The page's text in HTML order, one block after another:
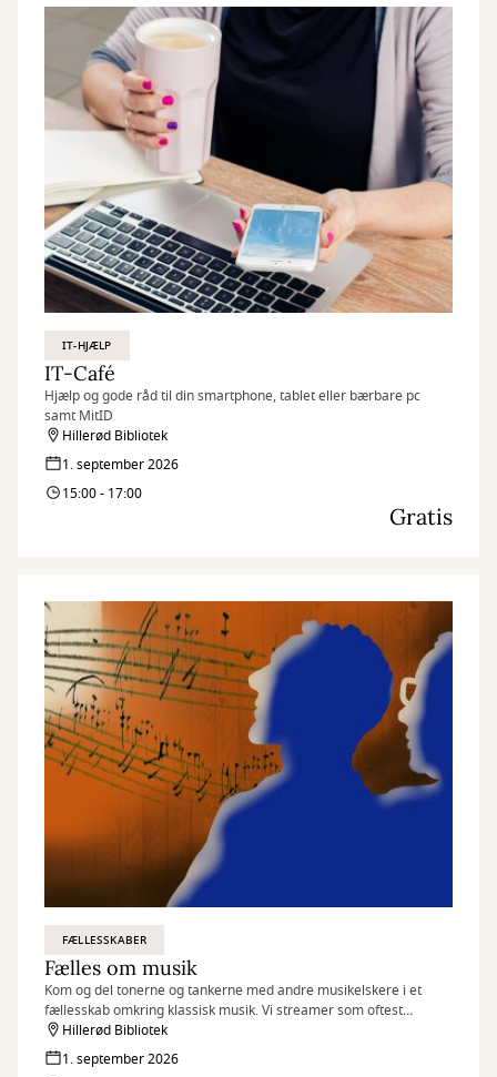
IT-HJÆLP
IT-Café
Hjælp og gode råd til din smartphone, tablet eller bærbare pc
samt MitID
Hillerød Bibliotek
1. september 2026
15:00 - 17:00
Gratis
FÆLLESSKABER
Fælles om musik
Kom og del tonerne og tankerne med andre musikelskere i et
fællesskab omkring klassisk musik. Vi streamer som oftest
koncerter fra vores digitale tilbud Medici.tv, som bugner af skøn
musik.
Hillerød Bibliotek
1. september 2026